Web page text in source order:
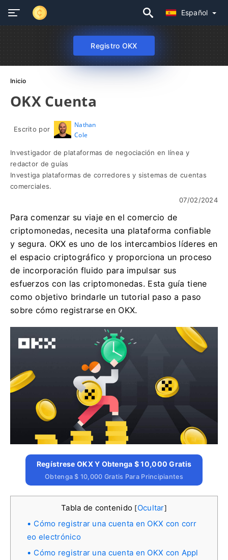
Español
Registro OKX
Inicio
OKX Cuenta
Escrito por
Nathan
Cole
Investigador de plataformas de negociación en línea y
redactor de guías
Investiga plataformas de corredores y sistemas de cuentas
comerciales.
07/02/2024
Para comenzar su viaje en el comercio de
criptomonedas, necesita una plataforma confiable
y segura. OKX es uno de los intercambios líderes en
el espacio criptográfico y proporciona un proceso
de incorporación fluido para impulsar sus
esfuerzos con las criptomonedas. Esta guía tiene
como objetivo brindarle un tutorial paso a paso
sobre cómo registrarse en OKX.
Regístrese OKX Y Obtenga $ 10,000 Gratis
Obtenga $ 10,000 Gratis Para Principiantes
Tabla de contenido [Ocultar]
Cómo registrar una cuenta en OKX con corr
eo electrónico
Cómo registrar una cuenta en OKX con Appl